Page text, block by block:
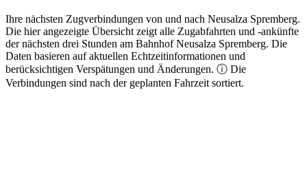
Ihre nächsten Zugverbindungen von und nach Neusalza Spremberg.
Die hier angezeigte Übersicht zeigt alle Zugabfahrten und -ankünfte
der nächsten drei Stunden am Bahnhof Neusalza Spremberg. Die
Daten basieren auf aktuellen Echtzeitinformationen und
berücksichtigen Verspätungen und Änderungen. ⓘ Die
Verbindungen sind nach der geplanten Fahrzeit sortiert.